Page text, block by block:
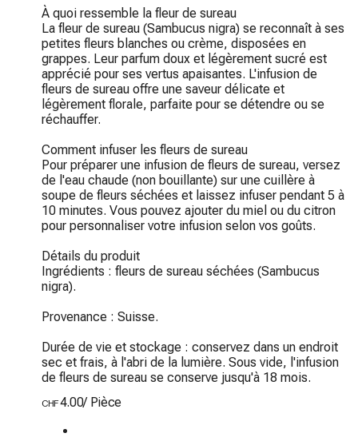
À quoi ressemble la fleur de sureau
La fleur de sureau (Sambucus nigra) se reconnaît à ses
petites fleurs blanches ou crème, disposées en
grappes. Leur parfum doux et légèrement sucré est
apprécié pour ses vertus apaisantes. L'infusion de
fleurs de sureau offre une saveur délicate et
légèrement florale, parfaite pour se détendre ou se
réchauffer.
Comment infuser les fleurs de sureau
Pour préparer une infusion de fleurs de sureau, versez
de l'eau chaude (non bouillante) sur une cuillère à
soupe de fleurs séchées et laissez infuser pendant 5 à
10 minutes. Vous pouvez ajouter du miel ou du citron
pour personnaliser votre infusion selon vos goûts.
Détails du produit
Ingrédients : fleurs de sureau séchées (Sambucus
nigra).
Provenance : Suisse.
Durée de vie et stockage : conservez dans un endroit
sec et frais, à l'abri de la lumière. Sous vide, l'infusion
de fleurs de sureau se conserve jusqu'à 18 mois.
CHF4.00/ Pièce